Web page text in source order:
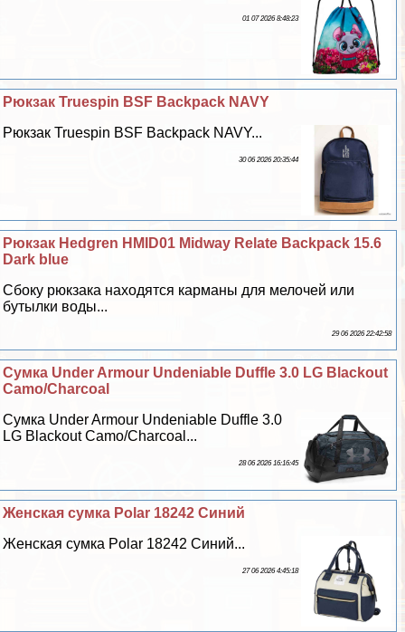
01 07 2026 8:48:23
Рюкзак Truespin BSF Backpack NAVY
Рюкзак Truespin BSF Backpack NAVY...
30 06 2026 20:35:44
Рюкзак Hedgren HMID01 Midway Relate Backpack 15.6
Dark blue
Сбоку рюкзака находятся карманы для мелочей или
бутылки воды...
29 06 2026 22:42:58
Сумка Under Armour Undeniable Duffle 3.0 LG Blackout
Camo/Charcoal
Сумка Under Armour Undeniable Duffle 3.0
LG Blackout Camo/Charcoal...
28 06 2026 16:16:45
Женская сумка Polar 18242 Синий
Женская сумка Polar 18242 Синий...
27 06 2026 4:45:18